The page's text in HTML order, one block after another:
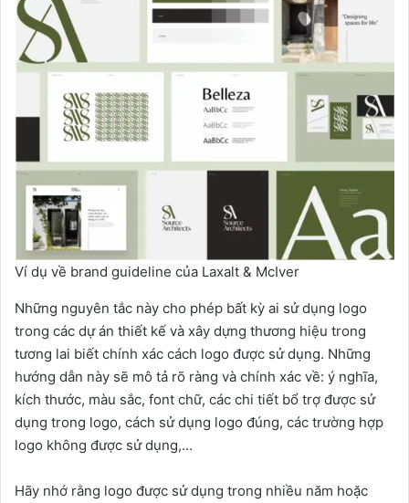
Ví dụ về brand guideline của Laxalt & McIver
Những nguyên tắc này cho phép bất kỳ ai sử dụng logo
trong các dự án thiết kế và xây dựng thương hiệu trong
tương lai biết chính xác cách logo được sử dụng. Những
hướng dẫn này sẽ mô tả rõ ràng và chính xác về: ý nghĩa,
kích thước, màu sắc, font chữ, các chi tiết bổ trợ được sử
dụng trong logo, cách sử dụng logo đúng, các trường hợp
logo không được sử dụng,…
Hãy nhớ rằng logo được sử dụng trong nhiều năm hoặc